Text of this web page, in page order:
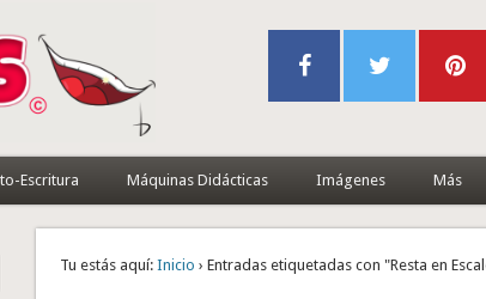
Escritura Máquinas Didácticas Imágenes Más
Tu estás aquí: Inicio › Entradas etiquetadas con "Resta en